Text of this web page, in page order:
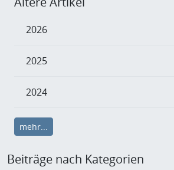
2026
2025
2024
mehr...
Beiträge nach Kategorien